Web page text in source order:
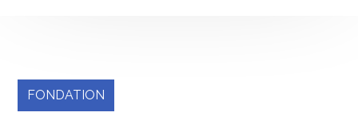
FONDATION